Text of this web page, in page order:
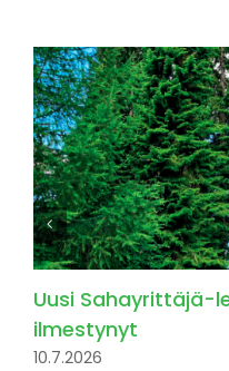
Uusi Sahayrittäjä-
ilmestynyt
10.7.2026